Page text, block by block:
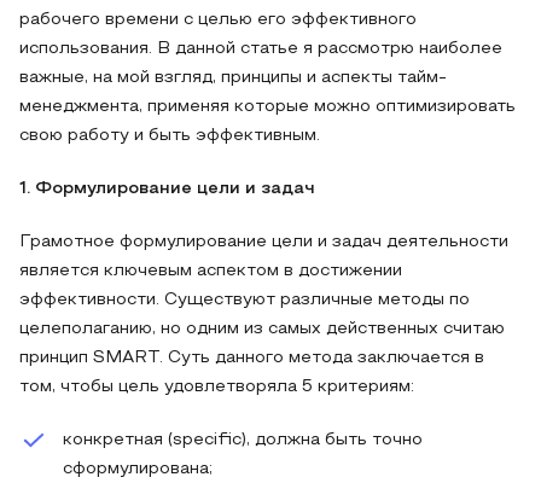
рабочего времени с целью его эффективного
использования. В данной статье я рассмотрю наиболее
важные, на мой взгляд, принципы и аспекты тайм-
менеджмента, применяя которые можно оптимизировать
свою работу и быть эффективным.
1. Формулирование цели и задач
Грамотное формулирование цели и задач деятельности
является ключевым аспектом в достижении
эффективности. Существуют различные методы по
целеполаганию, но одним из самых действенных считаю
принцип SMART. Суть данного метода заключается в
том, чтобы цель удовлетворяла 5 критериям:
конкретная (specific), должна быть точно
сформулирована;